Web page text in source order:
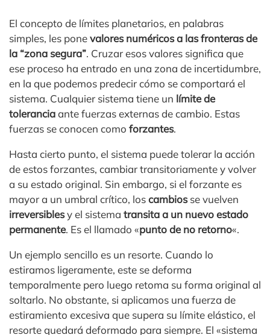
El concepto de límites planetarios, en palabras
simples, les ponevalores numéricos a las fronteras de
la “zona segura”. Cruzar esos valores significa que
ese proceso ha entrado en una zona de incertidumbre,
en la que podemos predecir cómo se comportará el
sistema. Cualquier sistema tiene un límite de
toleranciaante fuerzas externas de cambio. Estas
fuerzas se conocen como forzantes.
Hasta cierto punto, el sistema puede tolerar la acción
de estos forzantes, cambiar transitoriamente y volver
a su estado original. Sin embargo, si el forzante es
mayor a un umbral crítico, loscambiosse vuelven
irreversiblesy el sistema transita a un nuevo estado
permanente. Es el llamado «punto de no retorno«.
Un ejemplo sencillo es un resorte. Cuando lo
estiramos ligeramente, este se deforma
temporalmente pero luego retoma su forma original al
soltarlo. No obstante, si aplicamos una fuerza de
estiramiento excesiva que supera su límite elástico, el
resorte quedará deformado para siempre. El «sistema